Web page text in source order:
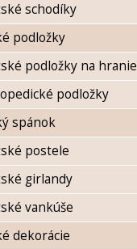
schodíky
podložky
podložky na hranie
podložky
spánok
postele
girlandy
vankúše
dekorácie